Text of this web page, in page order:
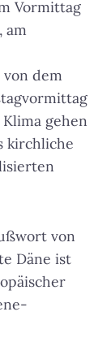
Vormittag
am
dem
gehen
kirchliche
von
Däne ist